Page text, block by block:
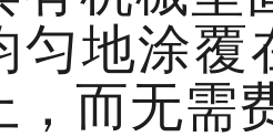
匀地涂覆
，而无需